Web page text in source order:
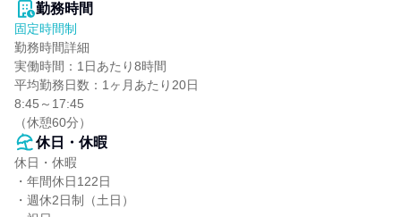
勤務時間
固定時間制
勤務時間詳細
実働時間：1日あたり8時間
平均勤務日数：1ヶ月あたり20日
8:45～17:45
（休憩60分）
休日・休暇
休日・休暇
・年間休日122日
・週休2日制（土日）